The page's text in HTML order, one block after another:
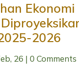
Ekonomi
2026
26 | 0 Comments